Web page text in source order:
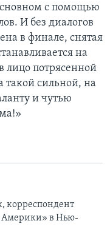
с помощью
И без диалогов
в финале, снятая
на
лицо потрясенной
такой сильной, на
и чутью
корреспондент
Америки» в Нью-